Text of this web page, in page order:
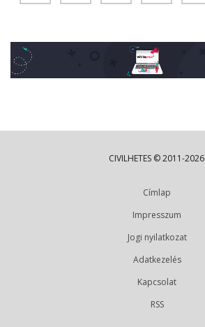
CIVILHETES © 2011-2026
Címlap
Impresszum
Jogi nyilatkozat
Adatkezelés
Kapcsolat
RSS